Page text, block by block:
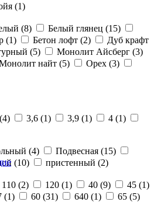
(1)
(8) Белый глянец (15)
(1) Бетон лофт (2)
Дуб крафт
(5) Монолит Айсберг (3)
найт (5) Орех (3)
4) 3,6 (1) 3,9 (1) 4 (1)
(4) Подвесная (15)
(10) пристенный (2)
110 (2) 120 (1) 40 (9) 45 (1)
(1) 60 (31) 640 (1) 65 (5)